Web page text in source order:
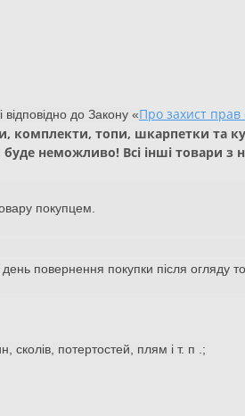
до Закону «Про захист прав
комплекти, топи, шкарпетки та
неможливо! Всі інші товари з
покупцем.
повернення покупки після огляду
сколів, потертостей, плям і т. п .;